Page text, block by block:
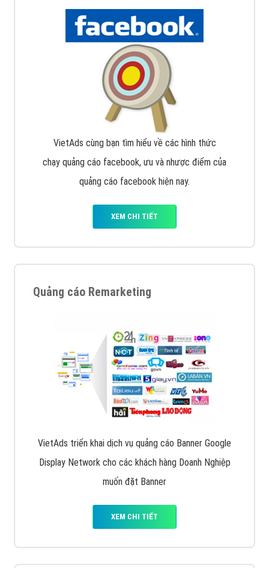
VietAds cùng bạn tìm hiểu về các hình thức
chạy quảng cáo facebook, ưu và nhược điểm của
quảng cáo facebook hiện nay.
XEM CHI TIẾT
Quảng cáo Remarketing
VietAds triển khai dịch vụ quảng cáo Banner Google
Display Network cho các khách hàng Doanh Nghiệp
muốn đặt Banner
XEM CHI TIẾT